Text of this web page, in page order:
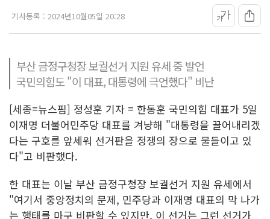
기사등록 : 2024년10월05일 20:28 가가
부산 금정구청장 보궐선거 지원 유세 중 발언
국민의힘도 "이 대표, 대통령에 극언했다" 비난
[세종=뉴스핌] 정성훈 기자 = 한동훈 국민의힘 대표가 5일
이재명 더불어민주당 대표를 겨냥해 "대통령을 끌어내리겠
다는 구호를 앞세워 선거판을 정쟁의 장으로 물들이고 있
다"고 비판했다.
한 대표는 이날 부산 금정구청장 보궐선거 지원 유세에서
"여기서 중앙정치의 문제, 민주당과 이재명 대표의 막 나가
는 행태를 마구 비판할 수 있지만, 이 선거는 그런 선거가